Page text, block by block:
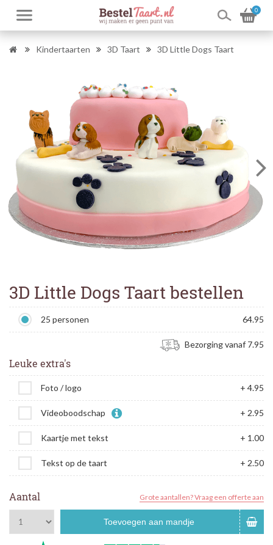
0
Kindertaarten 3D Taart 3D Little Dogs Taart
3D Little Dogs Taart bestellen
25 personen 64.95
Bezorging vanaf 7.95
Leuke extra's
Foto / logo + 4.95
Videoboodschap + 2.95
Kaartje met tekst + 1.00
Tekst op de taart + 2.50
Aantal Grote aantallen? Vraag een offerte aan
Toevoegen aan mandje